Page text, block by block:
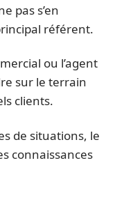
pas s’en
référent.
ou l’agent
sur le terrain
clients.
de situations, le
connaissances